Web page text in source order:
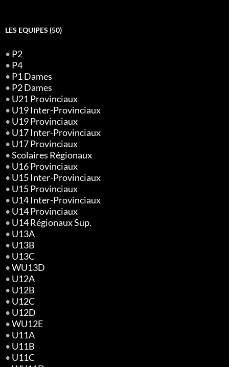
LES EQUIPES (50)
• P2
• P4
• P1 Dames
• P2 Dames
• U21 Provinciaux
• U19 Inter-Provinciaux
• U19 Provinciaux
• U17 Inter-Provinciaux
• U17 Provinciaux
•Scolaires Régionaux
• U16 Provinciaux
• U15 Inter-Provinciaux
• U15 Provinciaux
• U14 Inter-Provinciaux
• U14 Provinciaux
• U14 Régionaux Sup.
• U13A
• U13B
• U13C
•WU13D
• U12A
• U12B
• U12C
• U12D
•WU12E
• U11A
• U11B
• U11C